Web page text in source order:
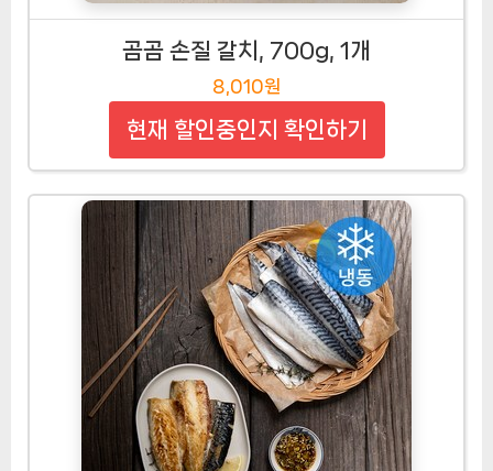
곰곰 손질 갈치, 700g, 1개
8,010원
현재 할인중인지 확인하기